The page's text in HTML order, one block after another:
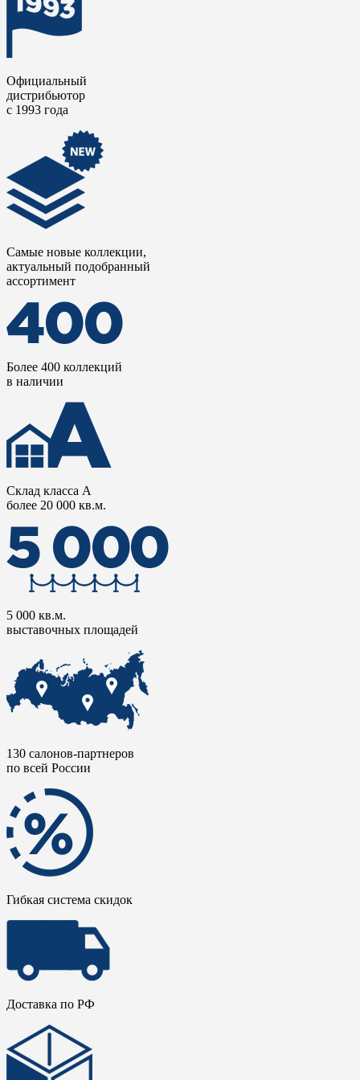
Официальный
дистрибьютор
с 1993 года
Самые новые коллекции,
актуальный подобранный
ассортимент
Более 400 коллекций
в наличии
Склад класса А
более 20 000 кв.м.
5 000 кв.м.
выставочных площадей
130 салонов-партнеров
по всей России
Гибкая система скидок
Доставка по РФ